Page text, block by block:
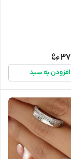
افزودن به سبد